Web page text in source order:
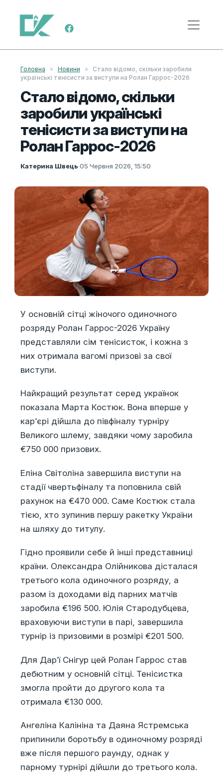
Skip to content
Main Navigation
Головна » Новини »
Стало відомо, скільки заробили
українські тенісисти за виступи на Ролан Гаррос-2026
Стало відомо, скільки
заробили українські
тенісисти за виступи на
Ролан Гаррос-2026
Катерина Швець·05 Червня 2026, 15:50
У основній сітці жіночого одиночного
розряду Ролан Гаррос-2026 Україну
представляли сім тенісисток, і кожна з
них отримала вагомі призові за свої
виступи.
Найкращий результат серед українок
показала Марта Костюк. Вона вперше у
кар’єрі дійшла до півфіналу турніру
Великого шлему, завдяки чому заробила
€750 000 призових.
Еліна Світоліна завершила виступи на
стадії чвертьфіналу та поповнила свій
рахунок на €470 000. Саме Костюк стала
тією, хто зупинив першу ракетку України
на шляху до титулу.
Гідно проявили себе й інші представниці
країни. Олександра Олійникова дісталася
третього кола одиночного розряду, а
разом із доходами від парних матчів
заробила €196 500. Юлія Стародубцева,
враховуючи виступи в парі, завершила
турнір із призовими в розмірі €201 500.
Для Дар’ї Снігур цей Ролан Гаррос став
дебютним у основній сітці. Тенісистка
змогла пройти до другого кола та
отримала €130 000.
Ангеліна Калініна та Даяна Ястремська
припинили боротьбу в одиночному розряді
вже після першого раунду, однак у
парному турнірі дійшли до третього кола.